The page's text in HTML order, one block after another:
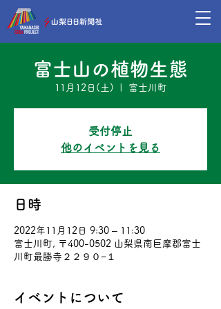
富士山の植物生態
11月12日(土) 富士川町
受付停止
他のイベントを見る
日時
2022年11月12日 9:30 – 11:30
富士川町, 〒400-0502 山梨県南巨摩郡富士
川町最勝寺２２９０−１
イベントについて